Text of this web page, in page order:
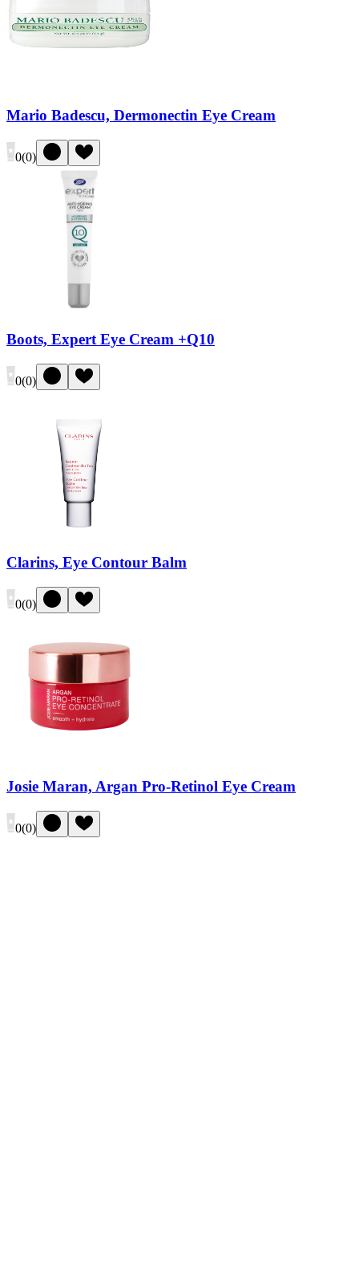
Mario Badescu, Dermonectin Eye Cream
0(0)
Boots, Expert Eye Cream +Q10
0(0)
Clarins, Eye Contour Balm
0(0)
Josie Maran, Argan Pro-Retinol Eye Cream
0(0)